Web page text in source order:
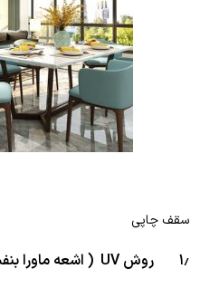
سقف چاپی
۱٫ روش UV ( اشعه ماورا بنفش )